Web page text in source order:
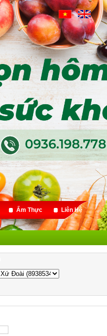
Ẩm Thực Liên Hệ